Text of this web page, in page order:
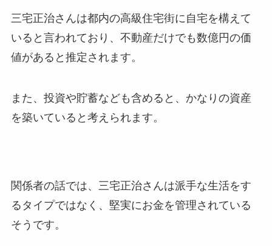
三宅正治さんは都内の高級住宅街に自宅を構えて
いると言われており、不動産だけでも数億円の価
値があると推定されます。
また、投資や貯蓄なども含めると、かなりの資産
を築いていると考えられます。
関係者の話では、三宅正治さんは派手な生活をす
るタイプではなく、堅実にお金を管理されている
そうです。